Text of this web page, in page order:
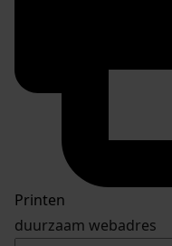
Printen
duurzaam webadres